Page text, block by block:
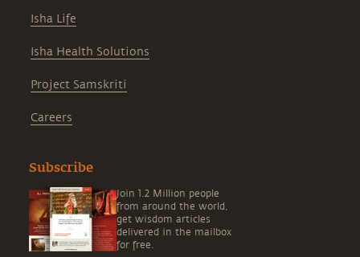
Isha Life
Isha Health Solutions
Project Samskriti
Careers
Subscribe
Join 1.2 Million people
from around the world,
get wisdom articles
delivered in the mailbox
for free.